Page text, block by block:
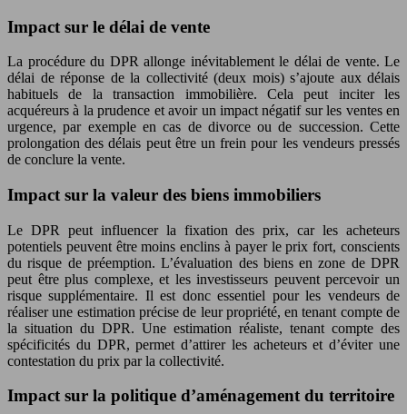
Impact sur le délai de vente
La procédure du DPR allonge inévitablement le délai de vente. Le
délai de réponse de la collectivité (deux mois) s’ajoute aux délais
habituels de la transaction immobilière. Cela peut inciter les
acquéreurs à la prudence et avoir un impact négatif sur les ventes en
urgence, par exemple en cas de divorce ou de succession. Cette
prolongation des délais peut être un frein pour les vendeurs pressés
de conclure la vente.
Impact sur la valeur des biens immobiliers
Le DPR peut influencer la fixation des prix, car les acheteurs
potentiels peuvent être moins enclins à payer le prix fort, conscients
du risque de préemption. L’évaluation des biens en zone de DPR
peut être plus complexe, et les investisseurs peuvent percevoir un
risque supplémentaire. Il est donc essentiel pour les vendeurs de
réaliser une estimation précise de leur propriété, en tenant compte de
la situation du DPR. Une estimation réaliste, tenant compte des
spécificités du DPR, permet d’attirer les acheteurs et d’éviter une
contestation du prix par la collectivité.
Impact sur la politique d’aménagement du territoire